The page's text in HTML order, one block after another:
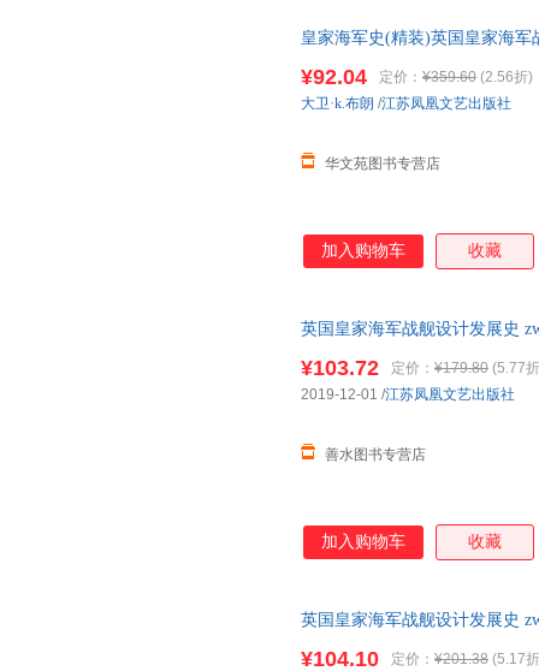
皇家海军史(精装)英国皇家海
¥92.04 定价： ¥359.60 (2.56折)
华文苑图书专营店
大卫·k.布朗 /江苏凤凰文艺出版社
加入购物车 收藏
英国皇家海军战舰设计发展史
¥103.72 定价： ¥179.80 (5.77
善水图书专营店
2019-12-01 /江苏凤凰文艺出版社
加入购物车 收藏
英国皇家海军战舰设计发展史
¥104.10 定价： ¥201.38 (5.17